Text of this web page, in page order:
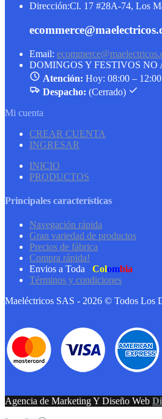
Dirección:Cl. 17 #28A-74, Los
Email:
DOMINGOS Y FESTIVOS NO
Atención: Hoy: 08:00 – 12:00
Despacho: (Cerrado)
Mi cuenta
CREAR CUENTA
INGRESAR
INICIO
PRODUCTOS
Principales características
Navegación rápida
Gran variedad de productos
Precios de fábrica
Compra rápida!
Envios a Toda
Colombia
Términos y condiciones
Maeléctricos SAS - 2026 © Todos Los
Agencia de Marketing Y Diseño Web